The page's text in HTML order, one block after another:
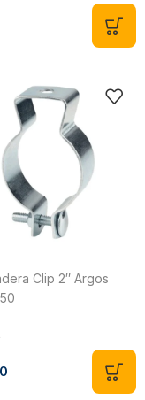
Clip 2″ Argos